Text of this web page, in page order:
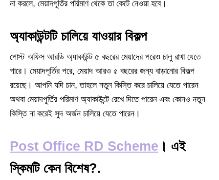
না করলে, মেয়াদপূর্তির পরিমাণ থেকে তা কেটে নেওয়া হবে।
অ্যাকাউন্টটি চালিয়ে যাওয়ার বিকল্প
পোস্ট অফিস আরডি অ্যাকাউন্ট ৫ বছরের মেয়াদের পরেও চালু রাখা যেতে
পারে। মেয়াদপূর্তির পরে, মেয়াদ আরও ৫ বছরের জন্য বাড়ানোর বিকল্প
রয়েছে। আপনি যদি চান, তাহলে নতুন কিস্তি করে চালিয়ে যেতে পারেন
অথবা মেয়াদপূর্তির পরিমাণ অ্যাকাউন্টে রেখে দিতে পারেন এবং কোনও নতুন
কিস্তি না করেই সুদ অর্জন চালিয়ে যেতে পারেন।
Post Office RD Scheme । এই
স্কিমটি কেন বিশেষ?.